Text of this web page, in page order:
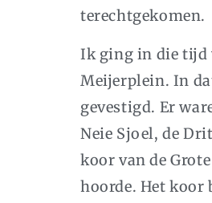
terechtgekomen.
Ik ging in die tijd
Meijerplein. In
gevestigd. Er
Neie Sjoel, de
koor van de
hoorde. Het koor